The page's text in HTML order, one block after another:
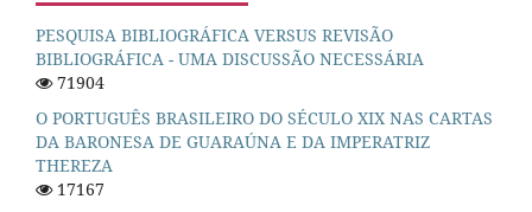
PESQUISA BIBLIOGRÁFICA VERSUS REVISÃO
BIBLIOGRÁFICA - UMA DISCUSSÃO NECESSÁRIA
71904
O PORTUGUÊS BRASILEIRO DO SÉCULO XIX NAS CARTAS
DA BARONESA DE GUARAÚNA E DA IMPERATRIZ
THEREZA
17167